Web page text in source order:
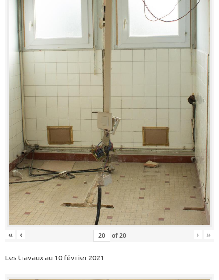
« ‹ of20 › »
Les travaux au 10 février 2021